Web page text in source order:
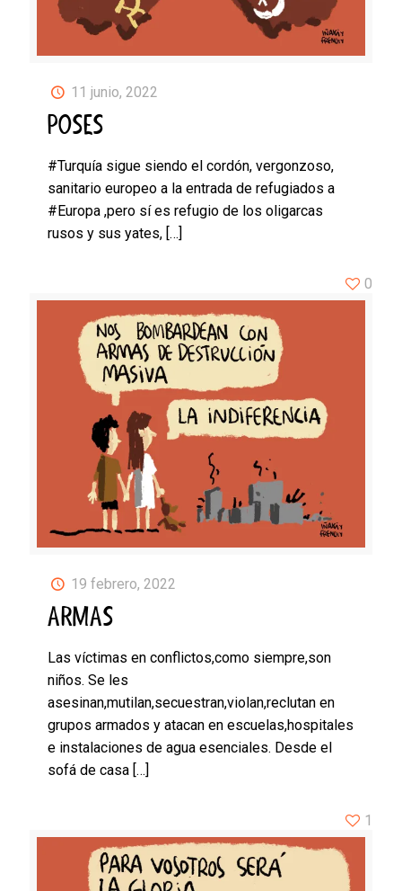
11 junio, 2022
POSES
#Turquía sigue siendo el cordón, vergonzoso,
sanitario europeo a la entrada de refugiados a
#Europa ,pero sí es refugio de los oligarcas
rusos y sus yates, […]
19 febrero, 2022
ARMAS
Las víctimas en conflictos,como siempre,son
niños. Se les
asesinan,mutilan,secuestran,violan,reclutan en
grupos armados y atacan en escuelas,hospitales
e instalaciones de agua esenciales. Desde el
sofá de casa […]
0
1